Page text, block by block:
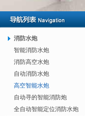
消防水炮
智能消防水炮
消防高空水炮
自动消防水炮
高空智能水炮
自动寻的智能消防炮
全自动智能定位消防水炮